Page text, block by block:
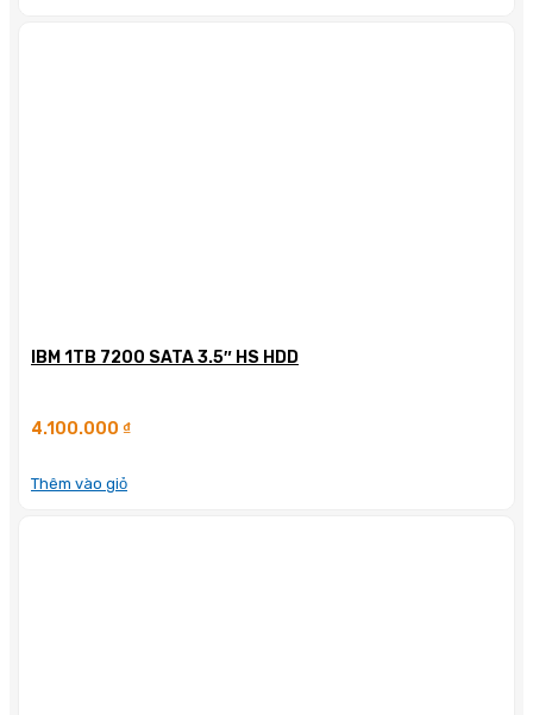
IBM 1TB 7200 SATA 3.5″ HS HDD
4.100.000 ₫
Thêm vào giỏ